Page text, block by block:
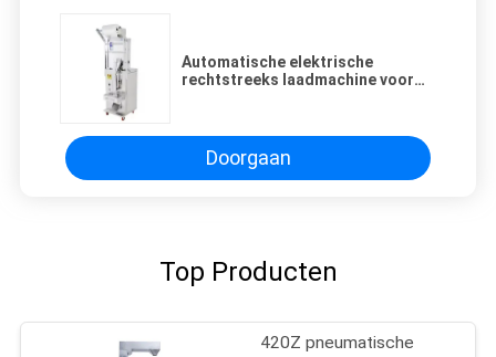
Automatische elektrische
rechtstreeks laadmachine voor
Doorgaan
Top Producten
420Z pneumatische